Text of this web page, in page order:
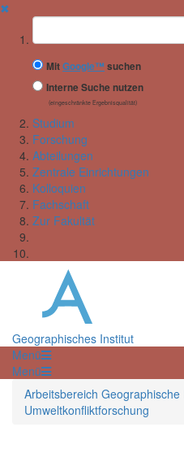
✖
Suchbegriff
MitGoogle™ suchen
Interne Suche nutzen
(eingeschränkte Ergebnisqualität)
Studium
Forschung
Abteilungen
Zentrale Einrichtungen
Kolloquien
Fachschaft
Zur Fakultät
Geographisches Institut
Menü
Menü
Arbeitsbereich
Umweltkonfliktforschung